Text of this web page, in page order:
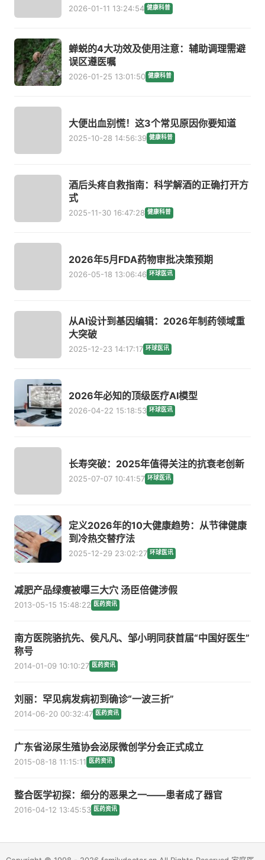
2026-01-11 13:24:54 健康科普
蝉蜕的4大功效及使用注意：辅助调理需避
误区遵医嘱
2026-01-25 13:01:50 健康科普
大便出血别慌！这3个常见原因你要知道
2025-10-28 14:56:39 健康科普
酒后头疼自救指南：科学解酒的正确打开方
式
2025-11-30 16:47:28 健康科普
2026年5月FDA药物审批决策预期
2026-05-18 13:06:46 环球医讯
从AI设计到基因编辑：2026年制药领域重
大突破
2025-12-23 14:17:17 环球医讯
2026年必知的顶级医疗AI模型
2026-04-22 15:18:53 环球医讯
长寿突破：2025年值得关注的抗衰老创新
2025-07-07 10:41:57 环球医讯
定义2026年的10大健康趋势：从节律健康
到冷热交替疗法
2025-12-29 23:02:27 环球医讯
减肥产品绿瘦被曝三大穴 汤臣倍健涉假
2013-05-15 15:48:22 医药资讯
南方医院骆抗先、侯凡凡、邹小明同获首届“中国好医生”
称号
2014-01-09 10:10:27 医药资讯
刘丽：罕见病发病初到确诊“一波三折”
2014-06-20 00:32:47 医药资讯
广东省泌尿生殖协会泌尿微创学分会正式成立
2015-08-18 11:15:11 医药资讯
整合医学初探：细分的恶果之一——患者成了器官
2016-04-12 13:45:53 医药资讯